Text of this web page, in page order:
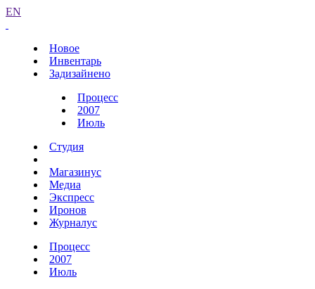
EN
Новое
Инвентарь
Задизайнено
Процесс
2007
Июль
Студия
Магазинус
Медиа
Экспресс
Иронов
Журналус
Процесс
2007
Июль